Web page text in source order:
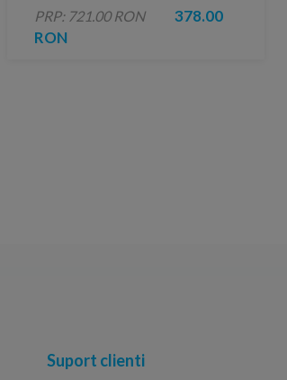
PRP: 721.00 RON
378.00
RON
Suport clienti